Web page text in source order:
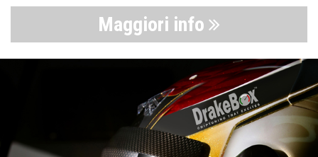
Maggiori info